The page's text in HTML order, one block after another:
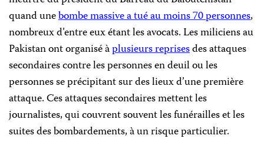
quand unebombe massive a tué au moins 70 personnes,
nombreux d’entre eux étant les avocats. Les miliciens au
Pakistan ont organisé àplusieurs reprisesdes attaques
secondaires contre les personnes en deuil ou les
personnes se précipitant sur des lieux d’une première
attaque. Ces attaques secondaires mettent les
journalistes, qui couvrent souvent les funérailles et les
suites des bombardements, à un risque particulier.